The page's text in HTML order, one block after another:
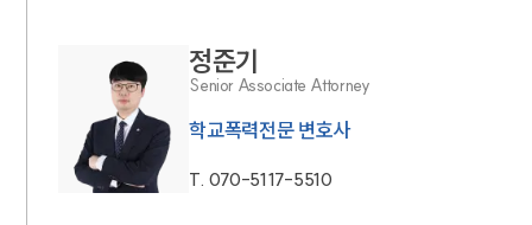
정준기
Senior Associate Attorney
학교폭력전문 변호사
T. 070-5117-5510